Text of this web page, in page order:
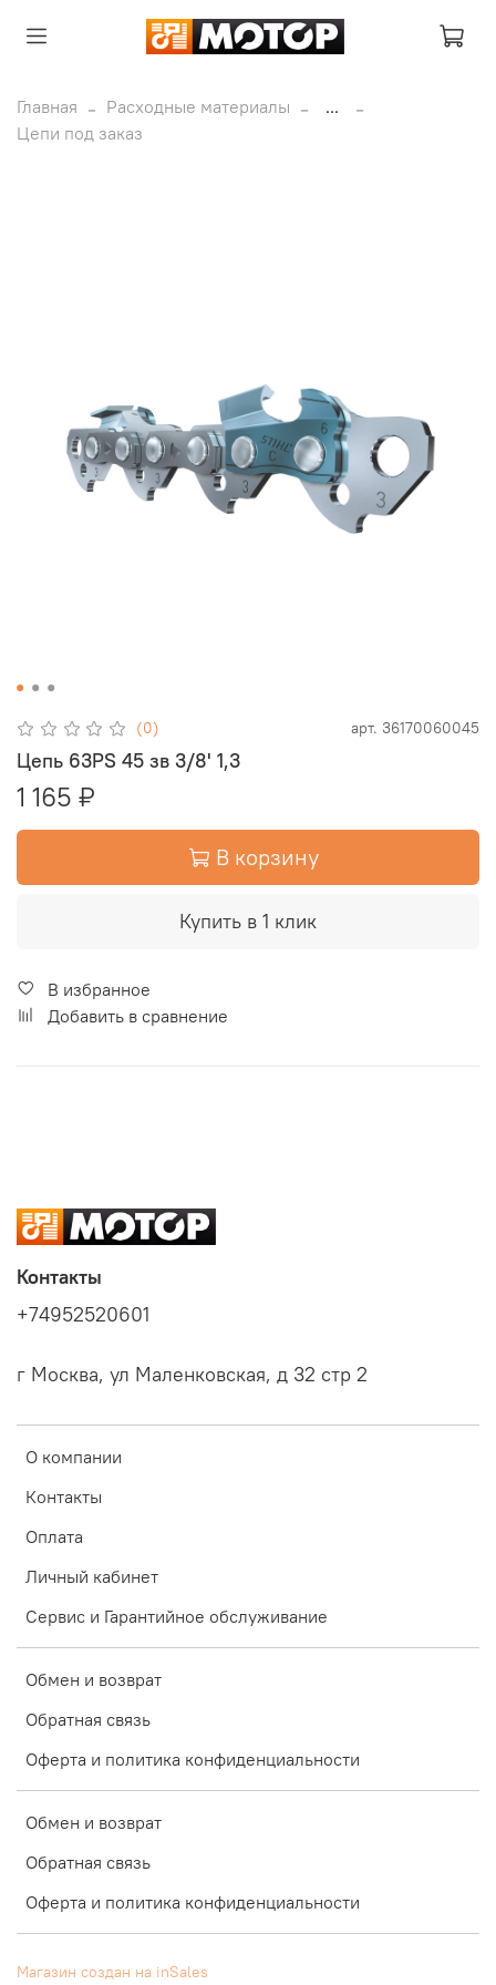
Главная Расходные материалы
...
Цепи под заказ
(0) арт. 36170060045
Цепь 63PS 45 зв 3/8' 1,3
1 165 ₽
В корзину
Купить в 1 клик
В избранное
Добавить в сравнение
О компании
Контакты
Оплата
Личный кабинет
Сервис и Гарантийное обслуживание
Обмен и возврат
Обратная связь
Оферта и политика конфиденциальности
Обмен и возврат
Обратная связь
Оферта и политика конфиденциальности
Контакты
+74952520601
г Москва, ул Маленковская, д 32 стр 2
Магазин создан на inSales